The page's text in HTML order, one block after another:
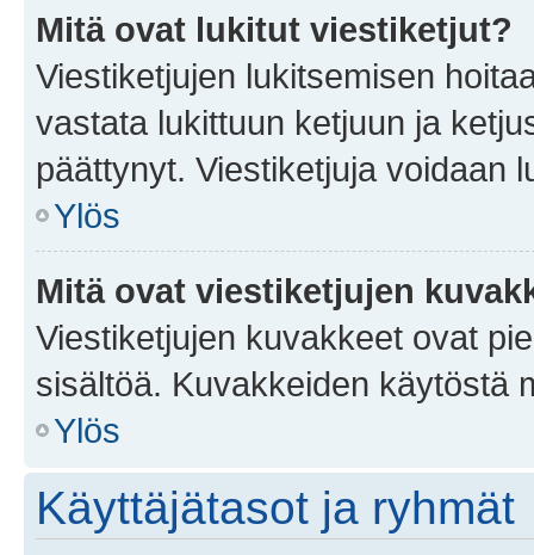
Mitä ovat lukitut viestiketjut?
Viestiketjujen lukitsemisen
vastata lukittuun ketjuun ja
päättynyt. Viestiketjuja voidaan
Ylös
Mitä ovat viestiketjujen
Viestiketjujen kuvakkeet ovat
sisältöä. Kuvakkeiden käytöstä
Ylös
Käyttäjätasot ja ryhmät